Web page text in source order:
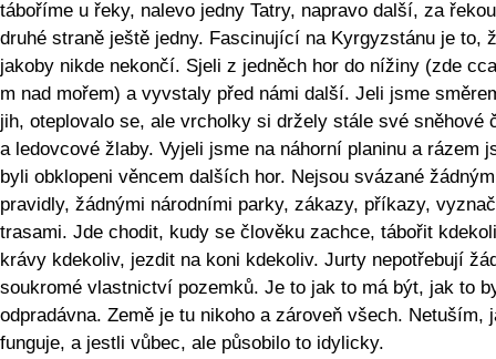
táboříme u řeky, nalevo jedny Tatry, napravo další, za
druhé straně ještě jedny. Fascinující na Kyrgyzstánu je to,
jakoby nikde nekončí. Sjeli z jedněch hor do nížiny (zde
m nad mořem) a vyvstaly před námi další. Jeli jsme
jih, oteplovalo se, ale vrcholky si držely stále své sněhové
a ledovcové žlaby. Vyjeli jsme na náhorní planinu a rázem
byli obklopeni věncem dalších hor. Nejsou svázané
pravidly, žádnými národními parky, zákazy, příkazy,
trasami. Jde chodit, kudy se člověku zachce, tábořit
krávy kdekoliv, jezdit na koni kdekoliv. Jurty nepotřebují
soukromé vlastnictví pozemků. Je to jak to má být, jak to
odpradávna. Země je tu nikoho a zároveň všech. Netuším,
funguje, a jestli vůbec, ale působilo to idylicky.